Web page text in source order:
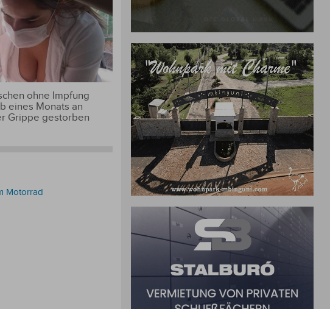
ohne Impfung
eines Monats an
Grippe gestorben
Motorrad